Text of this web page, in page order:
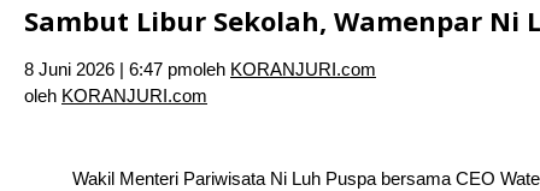
Sambut Libur Sekolah, Wamenpar Ni
8 Juni 2026 | 6:47 pmoleh KORANJURI.com
oleh KORANJURI.com
Wakil Menteri Pariwisata Ni Luh Puspa bersama CEO